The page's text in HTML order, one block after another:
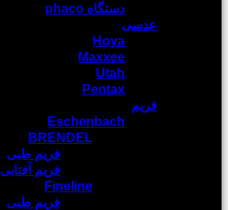
دستگاه phaco
عدسی
Hoya
Maxxee
Utah
Pentax
فریم
Eschenbach
BRENDEL
فریم طبی
فریم آفتابی
Fineline
فریم طبی